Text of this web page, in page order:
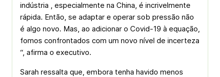
indústria , especialmente na China, é incrivelmente
rápida. Então, se adaptar e operar sob pressão não
é algo novo. Mas, ao adicionar o Covid-19 à equação,
fomos confrontados com um novo nível de incerteza
“, afirma o executivo.
Sarah ressalta que, embora tenha havido menos